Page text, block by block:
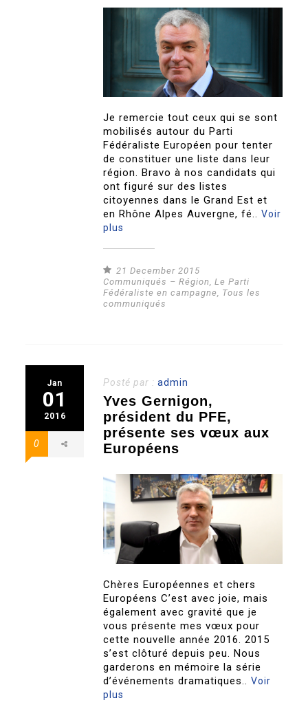
Je remercie tout ceux qui se sont
mobilisés autour du Parti
Fédéraliste Européen pour tenter
de constituer une liste dans leur
région. Bravo à nos candidats qui
ont figuré sur des listes
citoyennes dans le Grand Est et
en Rhône Alpes Auvergne, fé..Voir
plus
21 December 2015
Communiqués – Région ,Le Parti
Fédéraliste en campagne
Tous les
communiqués
Jan
01
2016
0
Posté par :admin
Yves Gernigon,
président du PFE,
présente ses vœux aux
Européens
Chères Européennes et chers
Européens C’est avec joie, mais
également avec gravité que je
vous présente mes vœux pour
cette nouvelle année 2016. 2015
s’est clôturé depuis peu. Nous
garderons en mémoire la série
d’événements dramatiques..Voir
plus